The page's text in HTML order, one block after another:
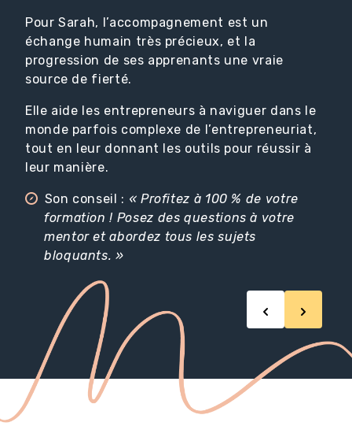
Pour Sarah, l’accompagnement est un
échange humain très précieux, et la
progression de ses apprenants une vraie
source de fierté.
Elle aide les entrepreneurs à naviguer dans le
monde parfois complexe de l’entrepreneuriat,
tout en leur donnant les outils pour réussir à
leur manière.
Son conseil : « Profitez à 100 % de votre
formation ! Posez des questions à votre
mentor et abordez tous les sujets
bloquants. »